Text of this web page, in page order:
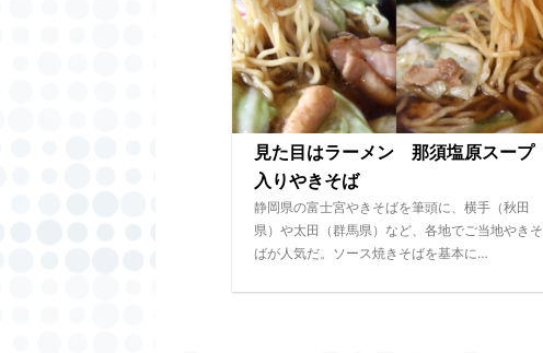
見た目はラーメン 那須塩原スープ
入りやきそば
静岡県の富士宮やきそばを筆頭に、横手（秋田
県）や太田（群馬県）など、各地でご当地やきそ
ばが人気だ。ソース焼きそばを基本に…